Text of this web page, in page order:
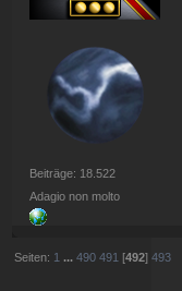
Beiträge: 18.522
Adagio non molto
Seiten: 1 ...490 491 [492]493